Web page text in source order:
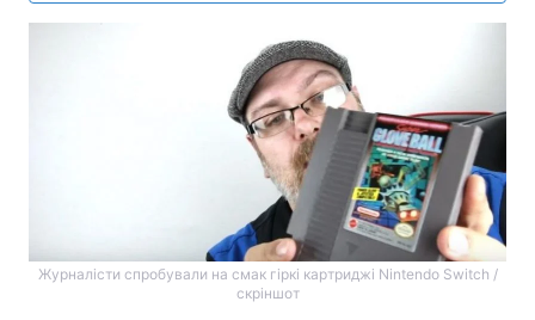
Журналісти спробували на смак гіркі картриджі Nintendo Switch /
скріншот